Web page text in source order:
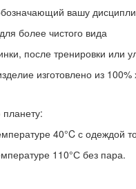
вашу
более чистого вида
после тренировки или
изготовлено из
40°C с одеждой
110°С без пара.